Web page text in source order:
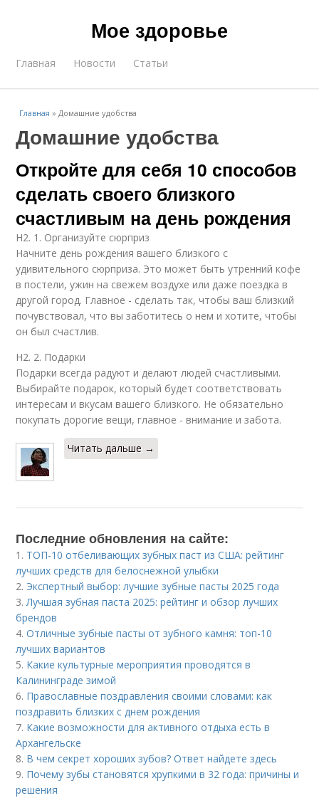
Мое здоровье
Главная Новости Статьи
Главная »Домашние удобства
Домашние удобства
Откройте для себя 10 способов
сделать своего близкого
счастливым на день рождения
H2. 1. Организуйте сюрприз
Начните день рождения вашего близкого с
удивительного сюрприза. Это может быть утренний кофе
в постели, ужин на свежем воздухе или даже поездка в
другой город. Главное - сделать так, чтобы ваш близкий
почувствовал, что вы заботитесь о нем и хотите, чтобы
он был счастлив.
H2. 2. Подарки
Подарки всегда радуют и делают людей счастливыми.
Выбирайте подарок, который будет соответствовать
интересам и вкусам вашего близкого. Не обязательно
покупать дорогие вещи, главное - внимание и забота.
Читать дальше →
Последние обновления на сайте:
1. ТОП-10 отбеливающих зубных паст из США: рейтинг
лучших средств для белоснежной улыбки
2. Экспертный выбор: лучшие зубные пасты 2025 года
3.Лучшая зубная паста 2025: рейтинг и обзор лучших
брендов
4.Отличные зубные пасты от зубного камня: топ-10
лучших вариантов
5. Какие культурные мероприятия проводятся в
Калининграде зимой
6. Православные поздравления своими словами: как
поздравить близких с днем рождения
7. Какие возможности для активного отдыха есть в
Архангельске
8. В чем секрет хороших зубов? Ответ найдете здесь
9. Почему зубы становятся хрупкими в 32 года: причины и
решения